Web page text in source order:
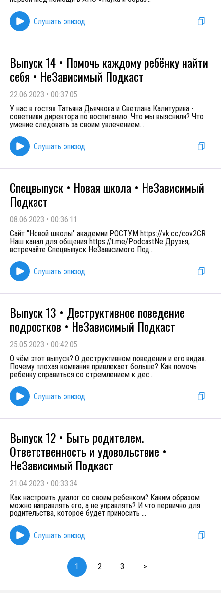
Слушать эпизод
Выпуск 14 • Помочь каждому ребёнку найти
себя • НеЗависимый Подкаст
22.06.2023 • 00:37:05
У нас в гостях Татьяна Дьячкова и Светлана Калитурина -
советники директора по воспитанию. Что мы выяснили? Что
умение следовать за своим увлечением...
Слушать эпизод
Спецвыпуск • Новая школа • НеЗависимый
Подкаст
08.06.2023 • 00:36:11
Сайт "Новой школы" академии РОСТУМ https://vk.cc/cov2CR
Наш канал для общения https://t.me/PodcastNe Друзья,
встречайте Спецвыпуск НеЗависимого Под...
Слушать эпизод
Выпуск 13 • Деструктивное поведение
подростков • НеЗависимый Подкаст
25.05.2023 • 00:42:05
О чём этот выпуск? О деструктивном поведении и его видах.
Почему плохая компания привлекает больше? Как помочь
ребенку справиться со стремлением к дес...
Слушать эпизод
Выпуск 12 • Быть родителем.
Ответственность и удовольствие •
НеЗависимый Подкаст
21.04.2023 • 00:33:34
Как настроить диалог со своим ребенком? Каким образом
можно направлять его, а не управлять? И что первично для
родительства, которое будет приносить ...
Слушать эпизод
1 2 3 >